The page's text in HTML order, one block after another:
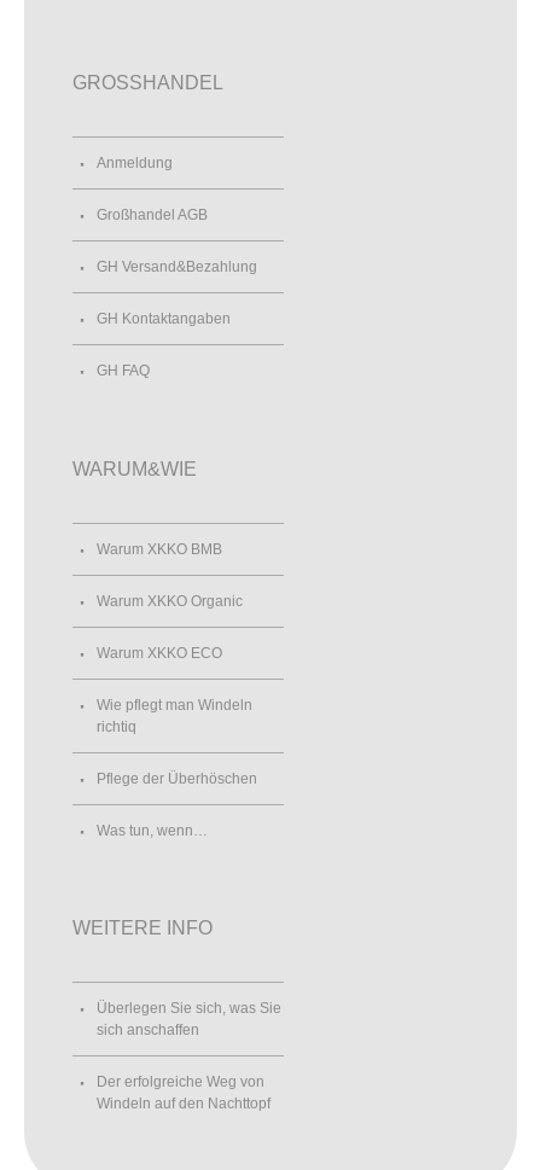
GROSSHANDEL
Anmeldung
Großhandel AGB
GH Versand&Bezahlung
GH Kontaktangaben
GH FAQ
WARUM&WIE
Warum XKKO BMB
Warum XKKO Organic
Warum XKKO ECO
Wie pflegt man Windeln
richtiq
Pflege der Überhöschen
Was tun, wenn…
WEITERE INFO
Überlegen Sie sich, was Sie
sich anschaffen
Der erfolgreiche Weg von
Windeln auf den Nachttopf